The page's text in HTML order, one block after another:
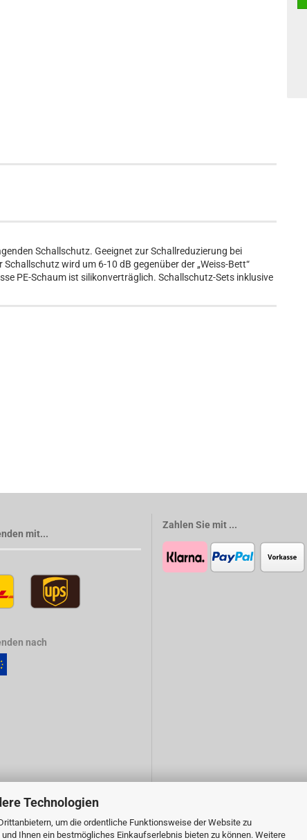
Technologien
um die ordentliche Funktionsweise der Website zu
Ihnen ein bestmögliches Einkaufserlebnis bieten zu können. Weitere
Schallschutz. Geeignet zur Schallreduzierung bei
wird um 6-10 dB gegenüber der „Weiss-Bett“
PE-Schaum ist silikonverträglich. Schallschutz-Sets inklusive
mit...
nach
Zahlen Sie mit ...